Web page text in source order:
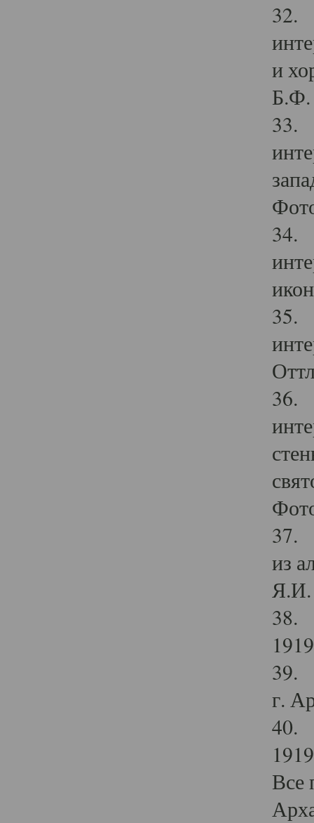
32.
и
Б.Ф.
33.
34.
35.
36.
37.
из
Я.И.
38.
39.
г.
40.
Все